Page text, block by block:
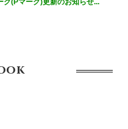
ク(Pマーク)更新のお知らせ...